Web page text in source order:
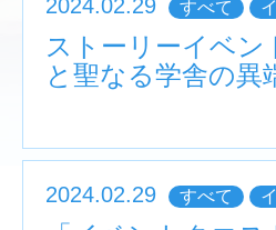
2024.02.29 すべて
ストーリーイベン
と聖なる学舎の異
2024.02.29 すべて